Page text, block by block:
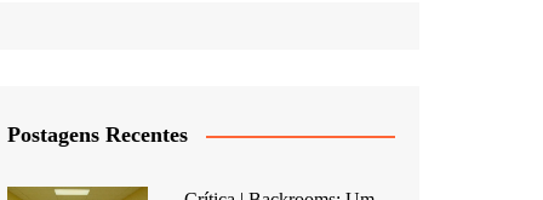
Postagens Recentes